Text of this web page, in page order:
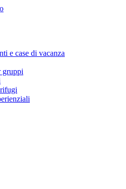
e case di vacanza
gruppi